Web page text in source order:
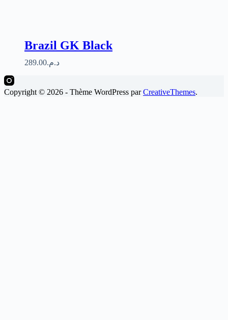
Brazil GK Black
د.م.289.00
Copyright © 2026 - Thème WordPress parCreativeThemes.